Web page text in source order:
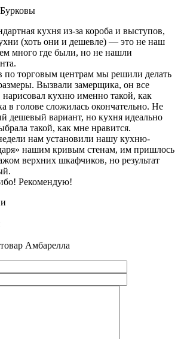
кухня из-за короба и выступов,
(хоть они и дешевле) — это не наш
много где были, но не нашли
по торговым центрам мы решили делать
Вызвали замерщика, он все
нарисовал кухню именно такой, как
в голове сложилась окончательно. Не
дешевый вариант, но кухня идеально
такой, как мне нравится.
нам установили нашу кухню-
нашим кривым стенам, им пришлось
верхних шкафчиков, но результат
Рекомендую!
Амбарелла